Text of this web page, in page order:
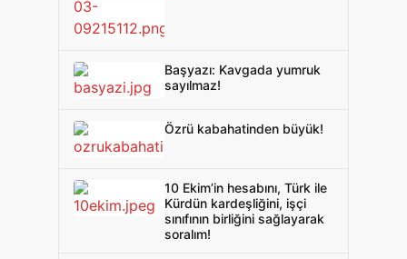
Başyazı: Kavgada yumruk
sayılmaz!
Özrü kabahatinden büyük!
10 Ekim’in hesabını, Türk ile
Kürdün kardeşliğini, işçi
sınıfının birliğini sağlayarak
soralım!